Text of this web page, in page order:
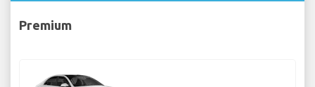
Premium